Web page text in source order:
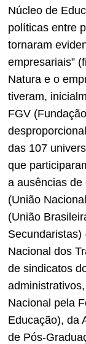
Núcleo de
políticas entre
tornaram
empresariais”
Natura e o
tiveram,
FGV
das 107
que
a ausências de
(União
(União
Secundaristas)
Nacional dos
de sindicatos
Nacional pela
Educação), da
de Pós-